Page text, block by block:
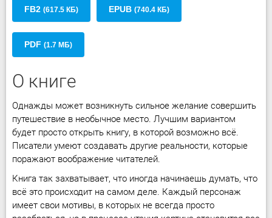
FB2 (617.5 КБ) EPUB (740.4 КБ)
PDF (1.7 МБ)
О книге
Однажды может возникнуть сильное желание совершить
путешествие в необычное место. Лучшим вариантом
будет просто открыть книгу, в которой возможно всё.
Писатели умеют создавать другие реальности, которые
поражают воображение читателей.
Книга так захватывает, что иногда начинаешь думать, что
всё это происходит на самом деле. Каждый персонаж
имеет свои мотивы, в которых не всегда просто